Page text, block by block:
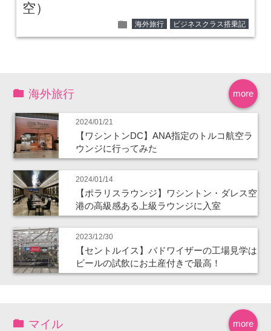
空）
folder 海外旅行 ビジネスクラス搭乗記
more
海外旅行
2024/01/21
【ワシントンDC】ANA指定のトルコ航空ラ
ウンジに行ってみた
2024/01/14
【ポラリスラウンジ】ワシントン・ダレス空
港の高級感ある上級ラウンジに入室
2023/12/30
【セントルイス】バドワイザーの工場見学は
ビールの試飲にお土産付きで最高！
more
マイル